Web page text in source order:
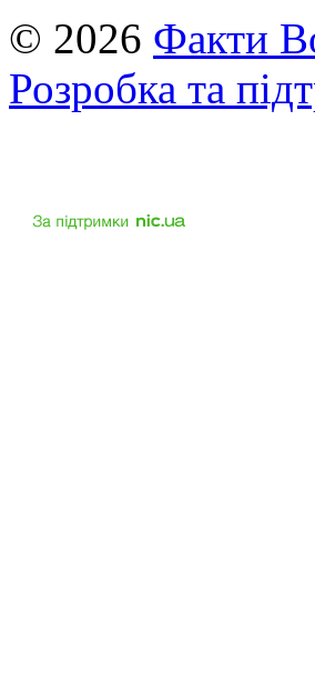
© 2026 Факти
Розробка та